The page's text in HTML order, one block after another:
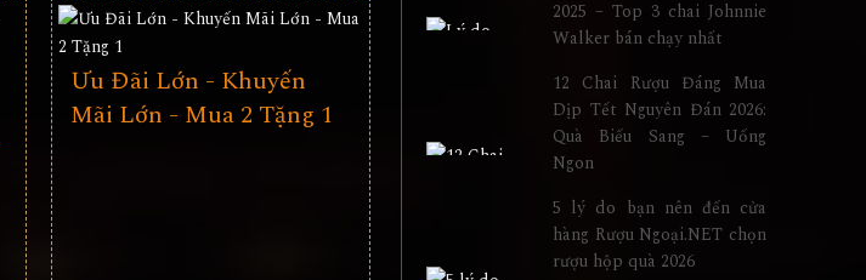
Ưu Đãi Lớn - Khuyến
Mãi Lớn - Mua 2 Tặng 1
2025 – Top 3 chai Johnnie
Walker bán chạy nhất
12 Chai Rượu Đáng Mua
Dịp Tết Nguyên Đán 2026:
Quà Biếu Sang – Uống
Ngon
5 lý do bạn nên đến cửa
hàng Rượu Ngoại.NET chọn
rượu hộp quà 2026